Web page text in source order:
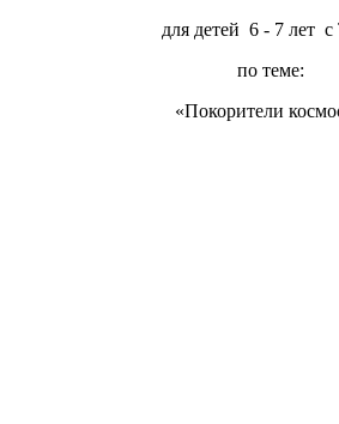
для детей 6 - 7 лет
по теме:
«Покорители